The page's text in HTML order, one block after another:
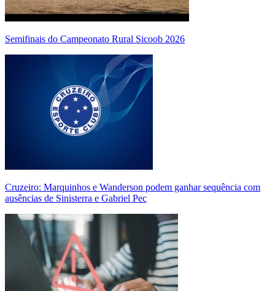
Semifinais do Campeonato Rural Sicoob 2026
Cruzeiro: Marquinhos e Wanderson podem ganhar sequência com
ausências de Sinisterra e Gabriel Pec